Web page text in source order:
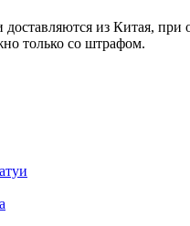
доставляются из Китая, при
только со штрафом.